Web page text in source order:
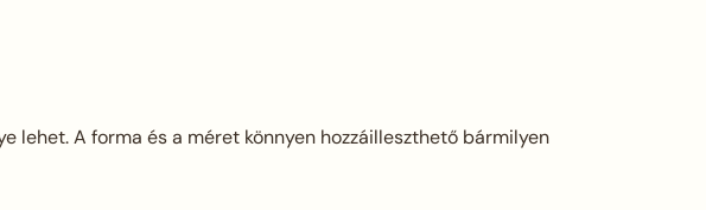
lehet. A forma és a méret könnyen hozzáilleszthető bármilyen